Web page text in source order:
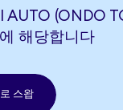
(ONDO
해당합니다
스왑